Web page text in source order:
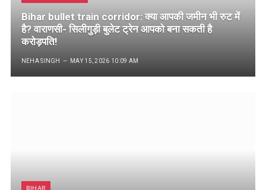
Bihar bullet train corridor: क्या आपकी जमीन भी रुट में
है? वाराणसी- सिलीगुड़ी बुलेट ट्रेन आपको बना सकती है
करोड़पति!
NEHA SINGH MAY 15, 2026 10:09 AM
BIHAR